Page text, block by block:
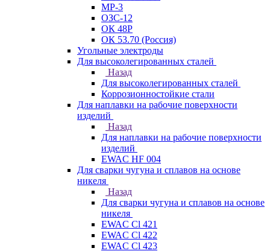
МР-3
ОЗС-12
ОК 48Р
ОК 53.70 (Россия)
Угольные электроды
Для высоколегированных сталей
Назад
Для высоколегированных сталей
Коррозионностойкие стали
Для наплавки на рабочие поверхности
изделий
Назад
Для наплавки на рабочие поверхности
изделий
EWAC HF 004
Для сварки чугуна и сплавов на основе
никеля
Назад
Для сварки чугуна и сплавов на основе
никеля
EWAC Cl 421
EWAC Cl 422
EWAC Cl 423